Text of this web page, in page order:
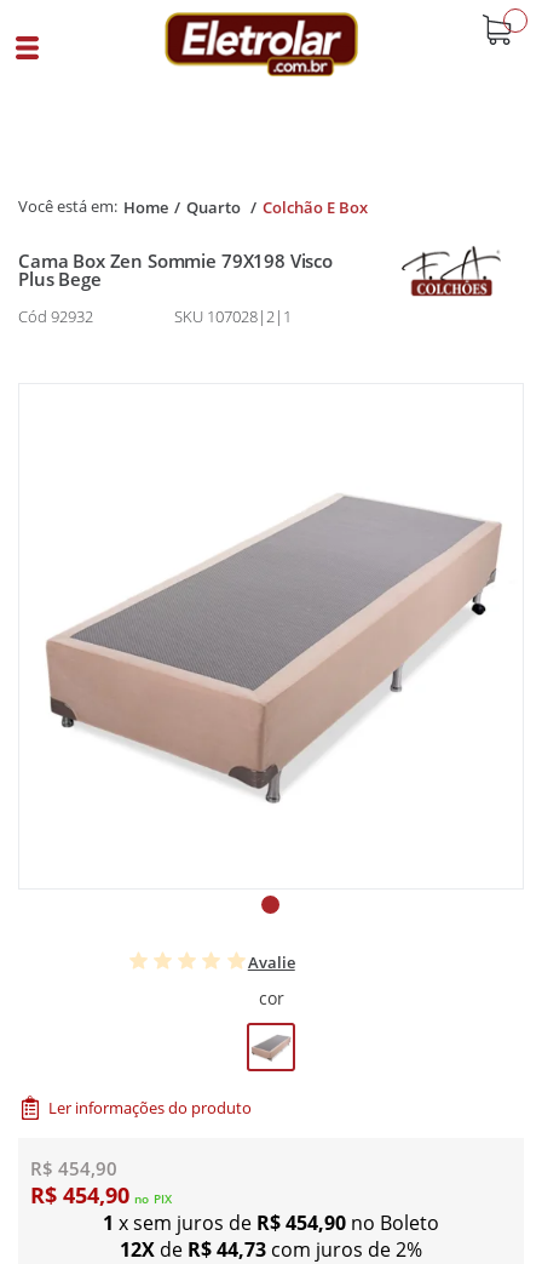
Home Quarto Colchão E Box
Cama Box Zen Sommie 79X198 Visco
Plus Bege
Cód 92932 SKU 107028|2|1
Avalie
cor
Ler informações do produto
R$ 454,90
R$ 454,90 no PIX
1 x sem juros de R$ 454,90 no Boleto
12X de R$ 44,73 com juros de 2%